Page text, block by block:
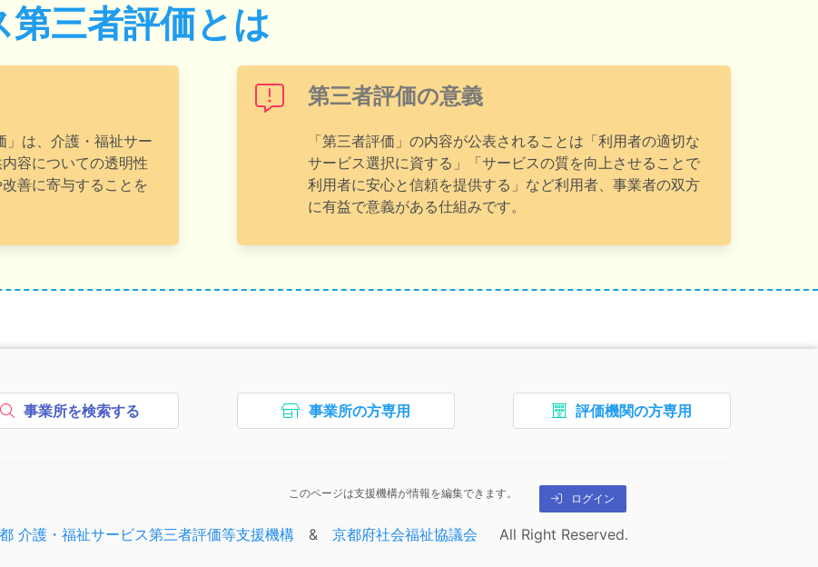
三者評価とは
」は、介護・福祉サー
容についての透明性
善に寄与することを
第三者評価の意義
「第三者評価」の内容が公表されることは「利用者の適切な
サービス選択に資する」「サービスの質を向上させることで
利用者に安心と信頼を提供する」など利用者、事業者の双方
に有益で意義がある仕組みです。
次のコンテンツはページのフッターです。フッターのエリアには、トップページを開くなど
ボタン2、
事業所を検索する
ボタン3、
事業所の方専用
ボタン4、
評価機関の方専用
このページは支援機構が情報を編集できます。 ログイン
このページの編集を行うためのリ
次のエリアはコピーライトの情報です。
介護・福祉サービス第三者評価等支援機構& 京都府社会福祉協議会 All Right Reserved.